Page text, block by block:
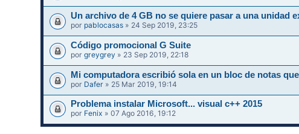
Un archivo de 4 GB no se quiere pasar a una unidad
por pablocasas » 24 Sep 2019, 23:25
Código promocional G Suite
porgreygrey » 23 Sep 2019, 22:18
Mi computadora escribió sola en un bloc de notas
por Dafer » 25 Mar 2019, 19:14
Problema instalar Microsoft... visual c++ 2015
por Fenix » 07 Ago 2016, 19:12